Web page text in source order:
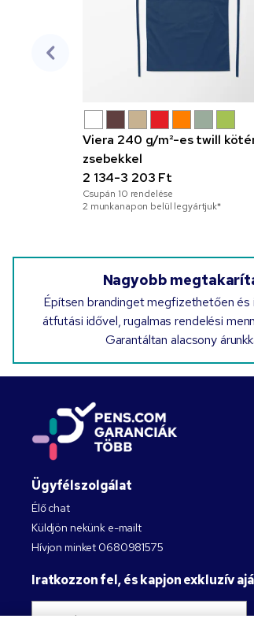
Viera 240 g/m²-es twill
zsebekkel
2 134-3 203 Ft
Csupán 10 rendelése
2 munkanapon belül legyártjuk*
Nagyobb
Építsen brandinget megfizethetően és
átfutási idővel, rugalmas rendelési
Garantáltan alacsony
Ügyfélszolgálat
Élő chat
Küldjön nekünk e-mailt
Hívjon minket 0680981575
Iratkozzon fel, és kapjon exkluzív